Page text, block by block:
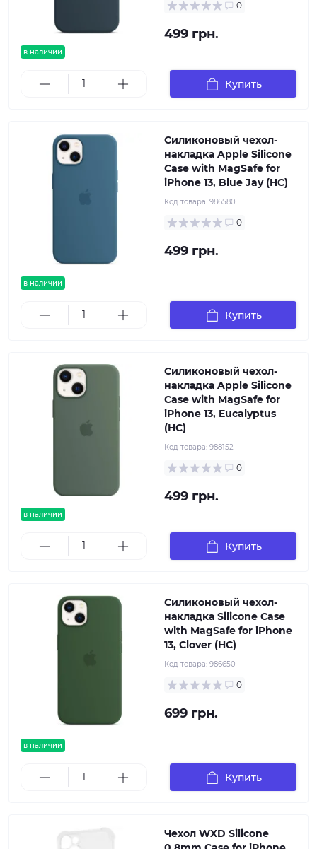
в наличии
0
499 грн.
Купить
в наличии
Силиконовый чехол-
накладка Apple Silicone
Case with MagSafe for
iPhone 13, Blue Jay (HC)
Код товара: 986580
0
499 грн.
Купить
в наличии
Силиконовый чехол-
накладка Apple Silicone
Case with MagSafe for
iPhone 13, Eucalyptus
(HC)
Код товара: 988152
0
499 грн.
Купить
в наличии
Силиконовый чехол-
накладка Silicone Case
with MagSafe for iPhone
13, Clover (HC)
Код товара: 986650
0
699 грн.
Купить
Чехол WXD Silicone